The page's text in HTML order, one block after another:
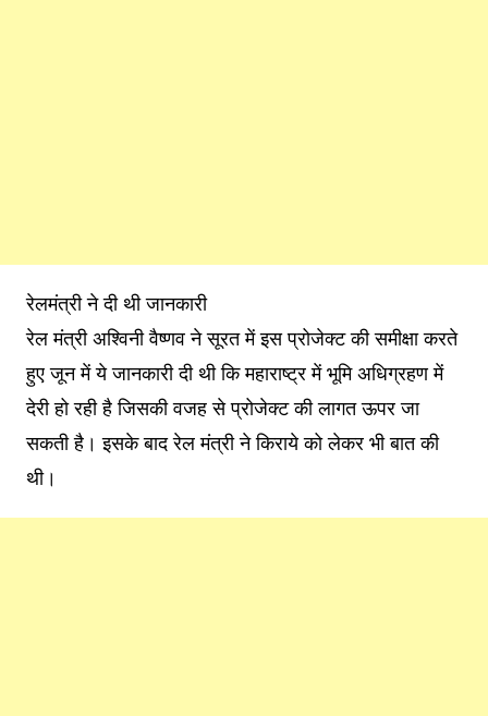
रेलमंत्री ने दी थी जानकारी
रेल मंत्री अश्विनी वैष्णव ने सूरत में इस प्रोजेक्ट की समीक्षा करते
हुए जून में ये जानकारी दी थी कि महाराष्ट्र में भूमि अधिग्रहण में
देरी हो रही है जिसकी वजह से प्रोजेक्ट की लागत ऊपर जा
सकती है। इसके बाद रेल मंत्री ने किराये को लेकर भी बात की
थी।